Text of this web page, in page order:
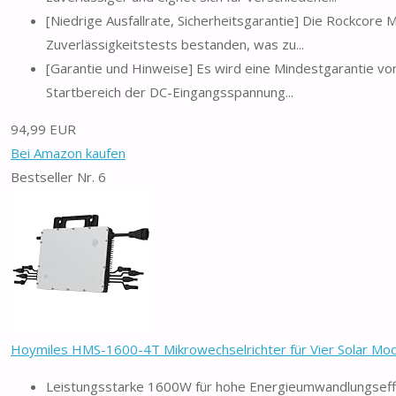
[Niedrige Ausfallrate, Sicherheitsgarantie] Die
Zuverlässigkeitstests bestanden, was zu...
[Garantie und Hinweise] Es wird eine Mindestgarantie
Startbereich der DC-Eingangsspannung...
94,99 EUR
Bei Amazon kaufen
Bestseller Nr. 6
Hoymiles HMS-1600-4T Mikrowechselrichter für Vier Solar
Leistungsstarke 1600W für hohe